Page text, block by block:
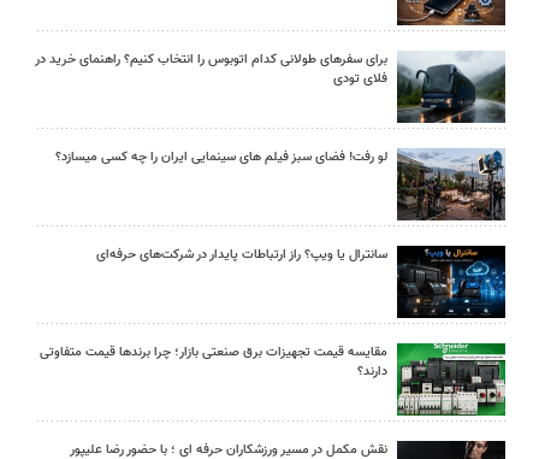
برای سفرهای طولانی کدام اتوبوس را انتخاب کنیم؟ راهنمای خرید در
فلای تودی
لو رفت! فضای سبز فیلم های سینمایی ایران را چه کسی میسازد؟
سانترال یا ویپ؟ راز ارتباطات پایدار در شرکت‌های حرفه‌ای
مقایسه قیمت تجهیزات برق صنعتی بازار؛ چرا برندها قیمت متفاوتی
دارند؟
نقش مکمل در مسیر ورزشکاران حرفه ای ؛ با حضور رضا علیپور